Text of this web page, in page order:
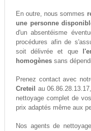
En outre, nous sommes
une personne
d'un absentéisme
procédures afin de
soit délivrée et que
homogènessans
Prenez contact avec
Creteil
au
nettoyage complet de
prix adaptés même aux
Nos agents de